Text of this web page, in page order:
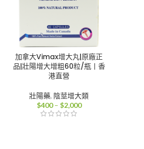
加拿大Vimax增大丸|原廠正
品|壯陽增大增粗60粒/瓶丨香
港直營
壯陽藥, 陰莖增大類
$400 – $2,000價